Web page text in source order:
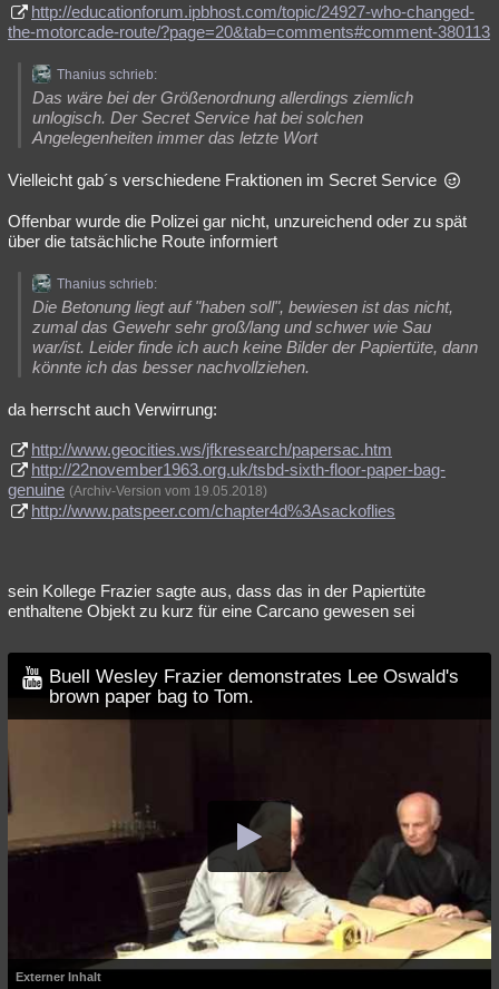
http://educationforum.ipbhost.com/topic/24927-who-changed-
the-motorcade-route/?page=20&tab=comments#comment-380113
Thanius schrieb:
Das wäre bei der Größenordnung allerdings ziemlich
unlogisch. Der Secret Service hat bei solchen
Angelegenheiten immer das letzte Wort
Vielleicht gab´s verschiedene Fraktionen im Secret Service
Offenbar wurde die Polizei gar nicht, unzureichend oder zu spät
über die tatsächliche Route informiert
Thanius schrieb:
Die Betonung liegt auf "haben soll", bewiesen ist das nicht,
zumal das Gewehr sehr groß/lang und schwer wie Sau
war/ist. Leider finde ich auch keine Bilder der Papiertüte, dann
könnte ich das besser nachvollziehen.
da herrscht auch Verwirrung:
http://www.geocities.ws/jfkresearch/papersac.htm
http://22november1963.org.uk/tsbd-sixth-floor-paper-bag-
genuine (Archiv-Version vom 19.05.2018)
http://www.patspeer.com/chapter4d%3Asackoflies
sein Kollege Frazier sagte aus, dass das in der Papiertüte
enthaltene Objekt zu kurz für eine Carcano gewesen sei
Buell Wesley Frazier demonstrates Lee Oswald's
brown paper bag to Tom.
Externer Inhalt